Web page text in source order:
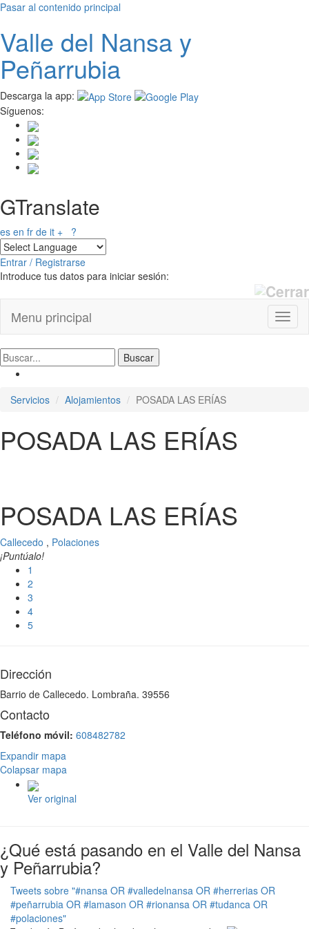
Pasar al contenido principal
Valle del Nansay
Peñarrubia
Descarga la app:
Síguenos:
GTranslate
es en fr de it + ?
Entrar / Registrarse
Introduce tus datos para iniciar sesión:
Menu principal
Servicios Alojamientos POSADA LAS ERÍAS
POSADA LAS ERÍAS
POSADA LAS ERÍAS
Callecedo , Polaciones
¡Puntúalo!
1
2
3
4
5
Dirección
Barrio de Callecedo. Lombraña. 39556
Contacto
Teléfono móvil: 608482782
Expandir mapa
Colapsar mapa
Ver original
¿Qué está pasando en el Valle del Nansa
y Peñarrubia?
Tweets sobre "#nansa OR #valledelnansa OR #herrerias OR
#peñarrubia OR #lamason OR #rionansa OR #tudanca OR
#polaciones"